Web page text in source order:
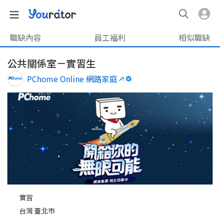
職缺內容 員工福利 相似職缺
公共關係室－實習生
PChome Online 網路家庭
實習
台灣 臺北市